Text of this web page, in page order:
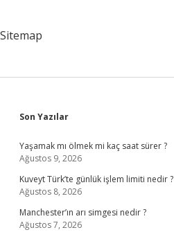
Sitemap
Sidebar
Son Yazılar
Yaşamak mı ölmek mi kaç saat sürer ?
Ağustos 9, 2026
Kuveyt Türk’te günlük işlem limiti nedir ?
Ağustos 8, 2026
Manchester’ın arı simgesi nedir ?
Ağustos 7, 2026